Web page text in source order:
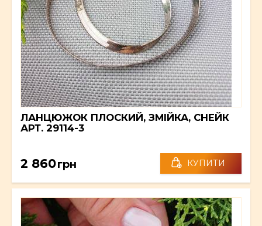
ЛАНЦЮЖОК ПЛОСКИЙ, ЗМІЙКА, СНЕЙК
АРТ. 29114-3
2 860грн КУПИТИ